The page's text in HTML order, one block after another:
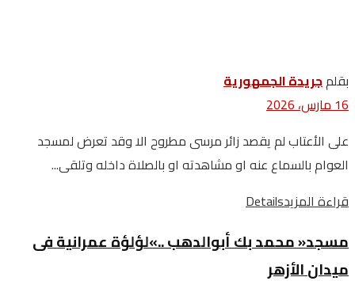
بقلمجريدة الجمهورية
16 مارس، 2026
على الأعتاب لم يقصد زائر مرسى مطروح الا وقد تعرض لمسجد
العوام بالسماع عنه او مشاهدته او بالصلاة داخله وتلقى...
قراءة المزيدDetails
‬ميدان‭ ‬الأزهر